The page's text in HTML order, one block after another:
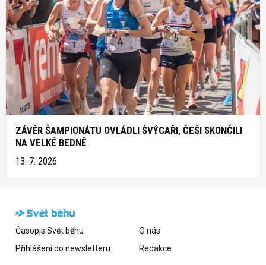
ZÁVĚR ŠAMPIONÁTU OVLÁDLI ŠVÝCAŘI, ČEŠI SKONČILI
NA VELKÉ BEDNĚ
13. 7. 2026
Časopis Svět běhu
Přihlášení do newsletteru
O nás
Redakce